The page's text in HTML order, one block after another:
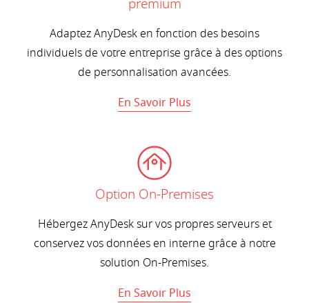
premium
Adaptez AnyDesk en fonction des besoins
individuels de votre entreprise grâce à des options
de personnalisation avancées.
En Savoir Plus
Option On-Premises
Hébergez AnyDesk sur vos propres serveurs et
conservez vos données en interne grâce à notre
solution On-Premises.
En Savoir Plus